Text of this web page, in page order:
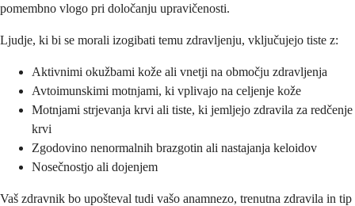
pomembno vlogo pri določanju upravičenosti.
Ljudje, ki bi se morali izogibati temu zdravljenju, vključujejo tiste z:
Aktivnimi okužbami kože ali vnetji na območju zdravljenja
Avtoimunskimi motnjami, ki vplivajo na celjenje kože
Motnjami strjevanja krvi ali tiste, ki jemljejo zdravila za redčenje
krvi
Zgodovino nenormalnih brazgotin ali nastajanja keloidov
Nosečnostjo ali dojenjem
Vaš zdravnik bo upošteval tudi vašo anamnezo, trenutna zdravila in tip